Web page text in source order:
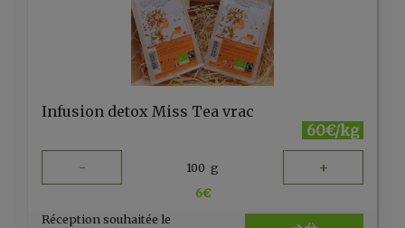
Infusion detox Miss Tea vrac
60€/kg
- 100 g +
6€
Réception souhaitée le